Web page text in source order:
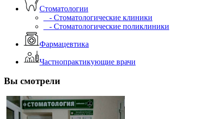
Стоматологии
- Стоматологические клиники
- Стоматологические поликлиники
Фармацевтика
Частнопрактикующие врачи
Вы смотрели